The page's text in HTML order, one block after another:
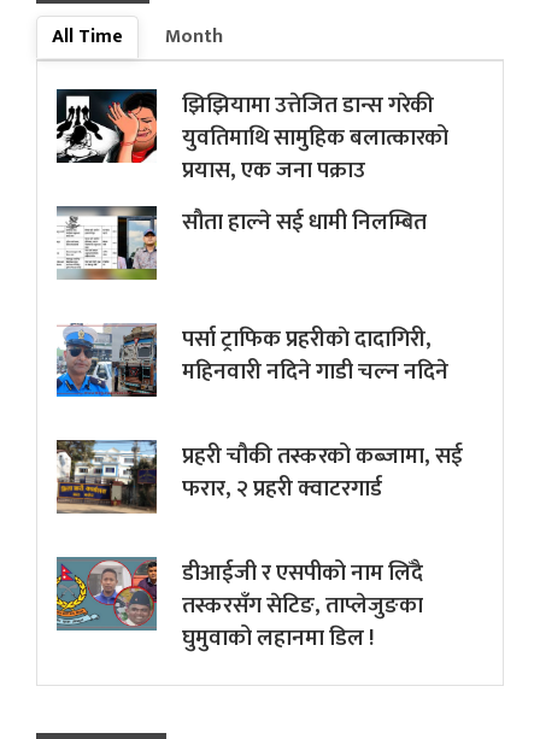
All Time
Month
झिझियामा उत्तेजित डान्स गरेकी
युवतिमाथि सामुहिक बलात्कारको
प्रयास, एक जना पक्राउ
सौता हाल्ने सई धामी निलम्बित
पर्सा ट्राफिक प्रहरीकाे दादागिरी,
महिनवारी नदिने गाडी चल्न नदिने
प्रहरी चौकी तस्करको कब्जामा, सई
फरार, २ प्रहरी क्वाटरगार्ड
डीआईजी र एसपीको नाम लिँदै
तस्करसँग सेटिङ, ताप्लेजुङका
घुमुवाको लहानमा डिल !